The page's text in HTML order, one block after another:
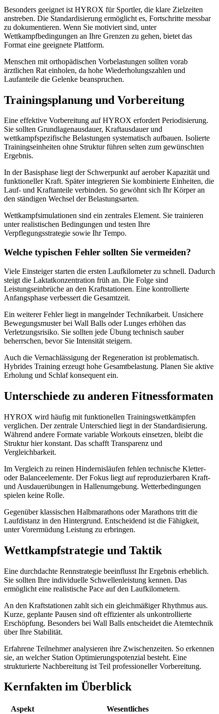
Besonders geeignet ist HYROX für Sportler, die klare Zielzeiten
anstreben. Die Standardisierung ermöglicht es, Fortschritte messbar
zu dokumentieren. Wenn Sie motiviert sind, unter
Wettkampfbedingungen an Ihre Grenzen zu gehen, bietet das
Format eine geeignete Plattform.
Menschen mit orthopädischen Vorbelastungen sollten vorab
ärztlichen Rat einholen, da hohe Wiederholungszahlen und
Laufanteile die Gelenke beanspruchen.
Trainingsplanung und Vorbereitung
Eine effektive Vorbereitung auf HYROX erfordert Periodisierung.
Sie sollten Grundlagenausdauer, Kraftausdauer und
wettkampfspezifische Belastungen systematisch aufbauen. Isolierte
Trainingseinheiten ohne Struktur führen selten zum gewünschten
Ergebnis.
In der Basisphase liegt der Schwerpunkt auf aerober Kapazität und
funktioneller Kraft. Später integrieren Sie kombinierte Einheiten, die
Lauf- und Kraftanteile verbinden. So gewöhnt sich Ihr Körper an
den ständigen Wechsel der Belastungsarten.
Wettkampfsimulationen sind ein zentrales Element. Sie trainieren
unter realistischen Bedingungen und testen Ihre
Verpflegungsstrategie sowie Ihr Tempo.
Welche typischen Fehler sollten Sie vermeiden?
Viele Einsteiger starten die ersten Laufkilometer zu schnell. Dadurch
steigt die Laktatkonzentration früh an. Die Folge sind
Leistungseinbrüche an den Kraftstationen. Eine kontrollierte
Anfangsphase verbessert die Gesamtzeit.
Ein weiterer Fehler liegt in mangelnder Technikarbeit. Unsichere
Bewegungsmuster bei Wall Balls oder Lunges erhöhen das
Verletzungsrisiko. Sie sollten jede Übung technisch sauber
beherrschen, bevor Sie Intensität steigern.
Auch die Vernachlässigung der Regeneration ist problematisch.
Hybrides Training erzeugt hohe Gesamtbelastung. Planen Sie aktive
Erholung und Schlaf konsequent ein.
Unterschiede zu anderen Fitnessformaten
HYROX wird häufig mit funktionellen Trainingswettkämpfen
verglichen. Der zentrale Unterschied liegt in der Standardisierung.
Während andere Formate variable Workouts einsetzen, bleibt die
Struktur hier konstant. Das schafft Transparenz und
Vergleichbarkeit.
Im Vergleich zu reinen Hindernisläufen fehlen technische Kletter-
oder Balanceelemente. Der Fokus liegt auf reproduzierbaren Kraft-
und Ausdauerübungen in Hallenumgebung. Wetterbedingungen
spielen keine Rolle.
Gegenüber klassischen Halbmarathons oder Marathons tritt die
Laufdistanz in den Hintergrund. Entscheidend ist die Fähigkeit,
unter Vorermüdung Leistung zu erbringen.
Wettkampfstrategie und Taktik
Eine durchdachte Rennstrategie beeinflusst Ihr Ergebnis erheblich.
Sie sollten Ihre individuelle Schwellenleistung kennen. Das
ermöglicht eine realistische Pace auf den Laufkilometern.
An den Kraftstationen zahlt sich ein gleichmäßiger Rhythmus aus.
Kurze, geplante Pausen sind oft effizienter als unkontrollierte
Erschöpfung. Besonders bei Wall Balls entscheidet die Atemtechnik
über Ihre Stabilität.
Erfahrene Teilnehmer analysieren ihre Zwischenzeiten. So erkennen
sie, an welcher Station Optimierungspotenzial besteht. Eine
strukturierte Nachbereitung ist Teil professioneller Vorbereitung.
Kernfakten im Überblick
Aspekt
Wesentliches